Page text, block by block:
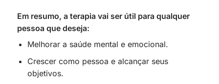
Em resumo, a terapia vai ser útil para qualquer
pessoa que deseja:
Melhorar a saúde mental e emocional.
Crescer como pessoa e alcançar seus
objetivos.